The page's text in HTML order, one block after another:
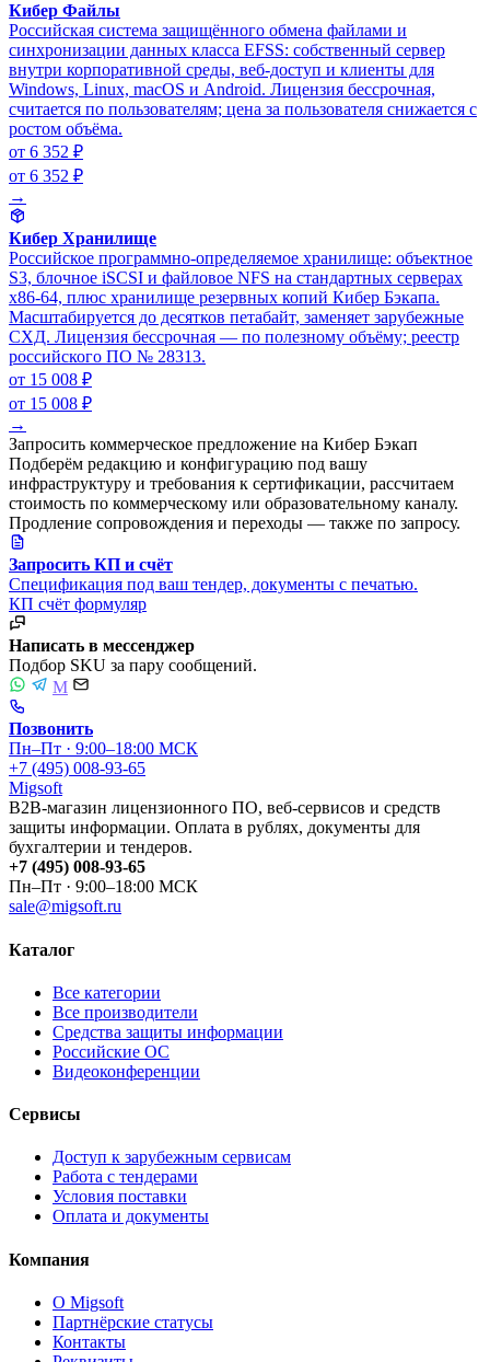
Кибер Файлы
Российская система защищённого обмена файлами и
синхронизации данных класса EFSS: собственный сервер
внутри корпоративной среды, веб-доступ и клиенты для
Windows, Linux, macOS и Android. Лицензия бессрочная,
считается по пользователям; цена за пользователя снижается с
ростом объёма.
от 6 352 ₽
от 6 352 ₽
→
Кибер Хранилище
Российское программно-определяемое хранилище: объектное
S3, блочное iSCSI и файловое NFS на стандартных серверах
x86-64, плюс хранилище резервных копий Кибер Бэкапа.
Масштабируется до десятков петабайт, заменяет зарубежные
СХД. Лицензия бессрочная — по полезному объёму; реестр
российского ПО № 28313.
от 15 008 ₽
от 15 008 ₽
→
Запросить коммерческое предложение на Кибер Бэкап
Подберём редакцию и конфигурацию под вашу
инфраструктуру и требования к сертификации, рассчитаем
стоимость по коммерческому или образовательному каналу.
Продление сопровождения и переходы — также по запросу.
Запросить КП и счёт
Спецификация под ваш тендер, документы с печатью.
КП счёт формуляр
Написать в мессенджер
Подбор SKU за пару сообщений.
M
Позвонить
Пн–Пт · 9:00–18:00 МСК
+7 (495) 008-93-65
Migsoft
B2B-магазин лицензионного ПО, веб-сервисов и средств
защиты информации. Оплата в рублях, документы для
бухгалтерии и тендеров.
+7 (495) 008-93-65
Пн–Пт · 9:00–18:00 МСК
sale@migsoft.ru
Каталог
Все категории
Все производители
Средства защиты информации
Российские ОС
Видеоконференции
Сервисы
Доступ к зарубежным сервисам
Работа с тендерами
Условия поставки
Оплата и документы
Компания
О Migsoft
Партнёрские статусы
Контакты